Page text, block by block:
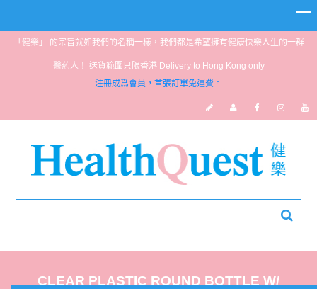
「健樂」 的宗旨就如我們的名稱一樣，我們都是希望擁有健康快樂人生的一群
醫葯人！ 送貨範圍只限香港 Delivery to Hong Kong only
注冊成爲會員，首張訂單免運費。
CLEAR PLASTIC ROUND BOTTLE W/